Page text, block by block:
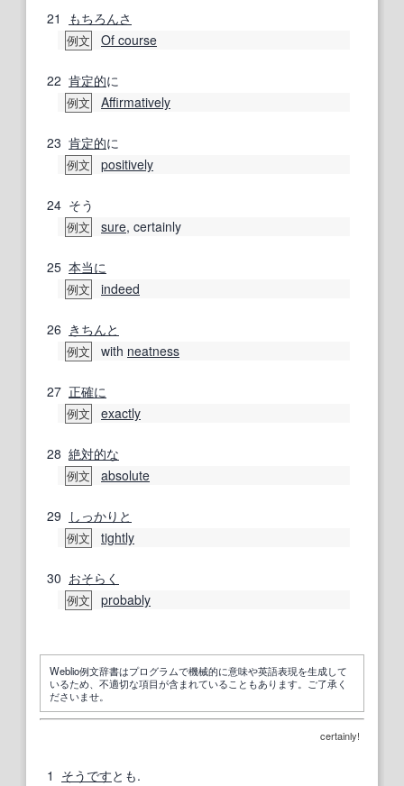
21 もちろんさ
例文 Of course
22 肯定的に
例文 Affirmatively
23 肯定的に
例文 positively
24 そう
例文 sure, certainly
25 本当に
例文 indeed
26 きちんと
例文 with neatness
27 正確に
例文 exactly
28 絶対的な
例文 absolute
29 しっかりと
例文 tightly
30 おそらく
例文 probably
Weblio例文辞書はプログラムで機械的に意味や英語表現を生成して
いるため、不適切な項目が含まれていることもあります。ご了承く
ださいませ。
certainly!
1 そうですとも.